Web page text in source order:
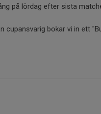
på lördag efter sista
bokar vi in ett